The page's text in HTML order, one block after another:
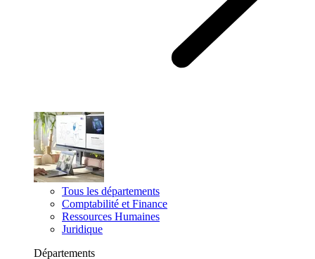
Tous les départements
Comptabilité et Finance
Ressources Humaines
Juridique
Départements